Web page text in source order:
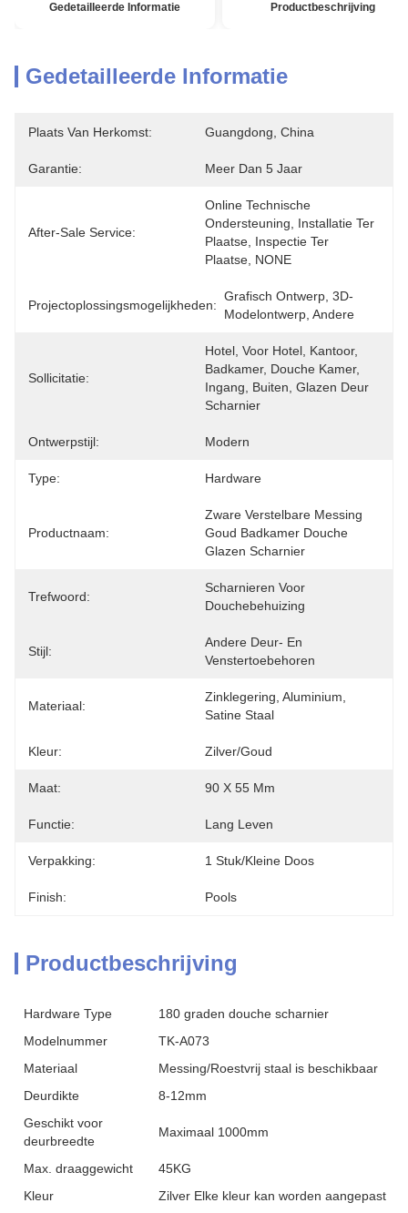
Gedetailleerde Informatie Productbeschrijving
Gedetailleerde Informatie
Plaats Van Herkomst: Guangdong, China
Garantie: Meer Dan 5 Jaar
After-Sale Service:
Online Technische
Ondersteuning, Installatie Ter
Plaatse, Inspectie Ter
Plaatse, NONE
Projectoplossingsmogelijkheden:
Grafisch Ontwerp, 3D-
Modelontwerp, Andere
Sollicitatie:
Hotel, Voor Hotel, Kantoor,
Badkamer, Douche Kamer,
Ingang, Buiten, Glazen Deur
Scharnier
Ontwerpstijl: Modern
Type: Hardware
Productnaam:
Zware Verstelbare Messing
Goud Badkamer Douche
Glazen Scharnier
Trefwoord:
Scharnieren Voor
Douchebehuizing
Stijl:
Andere Deur- En
Venstertoebehoren
Materiaal:
Zinklegering, Aluminium,
Satine Staal
Kleur: Zilver/goud
Maat: 90 X 55 Mm
Functie: Lang Leven
Verpakking: 1 Stuk/kleine Doos
Finish: Pools
Productbeschrijving
Hardware Type
180 graden douche scharnier
Modelnummer
TK-A073
Materiaal
Messing/Roestvrij staal is beschikbaar
Deurdikte
8-12mm
Geschikt voor
deurbreedte
Maximaal 1000mm
Max. draaggewicht
45KG
Kleur
Zilver Elke kleur kan worden aangepast